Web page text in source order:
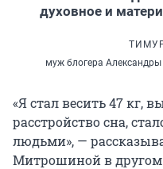
духовное и
муж блогера
«Я стал весить 47 кг,
расстройство сна,
людьми», —
Митрошиной в другом